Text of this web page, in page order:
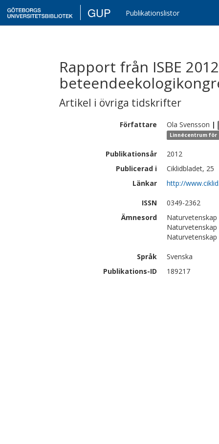
GUP Publikationslistor
Rapport från ISBE
Artikel i övriga tidskrifter
Författare Ola Svensson |
Linnécentrum för
Publikationsår
2012
Publicerad i
Ciklidbladet, 25
Länkar
http://
ISSN
0349-2362
Ämnesord
Språk
Svenska
Publikations-ID
189217